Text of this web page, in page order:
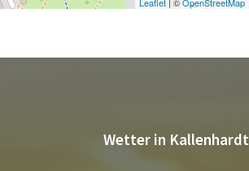
Wetter in Kallenhardt